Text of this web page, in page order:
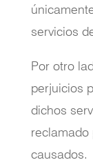
servicios
Por otro
perjuicios
dichos
reclamado
causados.